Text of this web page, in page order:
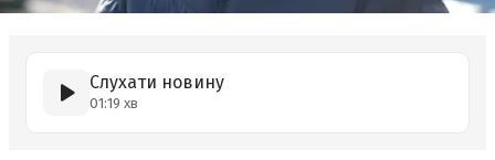
Слухати новину
01:19 хв